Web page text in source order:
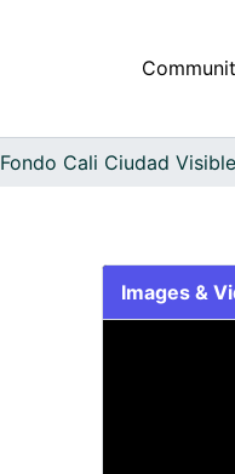
Fondo Cali Ciudad Visible
Images &